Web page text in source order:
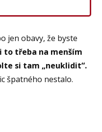
jen obavy, že byste
to třeba na menším
si tam „neuklidit“.
špatného nestalo.